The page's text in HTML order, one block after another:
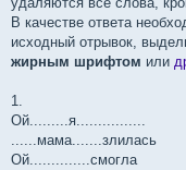
и
е
В качестве ответа
исходный отрывок,
жирным шрифтом или
1.
Ой.........я................
......мама.......злилась
Ой..............смогла